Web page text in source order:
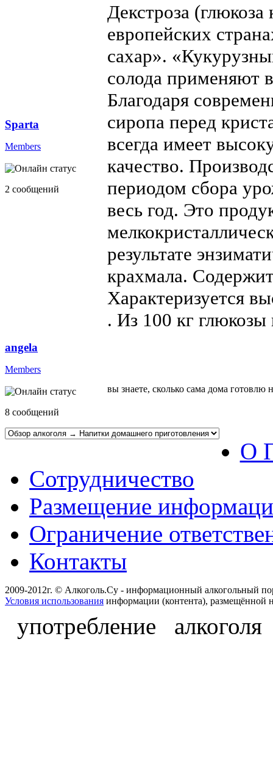
Sparta
Members
2 сообщений
Декстроза
европейских
сахар».
солода применяют
Благодаря
сиропа перед
всегда имеет
качество.
периодом сбора
весь год. Это
результате
крахмала.
Характеризуется
. Из 100 кг
angela
Members
8 сообщений
вы знаете, сколько сама дома готовлю
О
Сотрудничество
Размещение
Ограничение
Контакты
2009-2012г. © Алкоголь.Су - информационный алкогольный
Условия использования информации (контента), размещённой
употребление